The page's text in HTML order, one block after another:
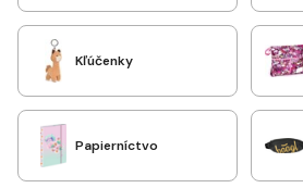
Kľúčenky
Papierníctvo